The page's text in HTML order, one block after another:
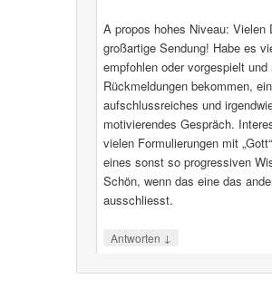
A propos hohes Niveau: Vielen
großartige Sendung! Habe es
empfohlen oder vorgespielt
Rückmeldungen bekommen,
aufschlussreiches und
motivierendes Gespräch.
vielen Formulierungen mit
eines sonst so progressiven
Schön, wenn das eine das
ausschliesst.
Antworten ↓